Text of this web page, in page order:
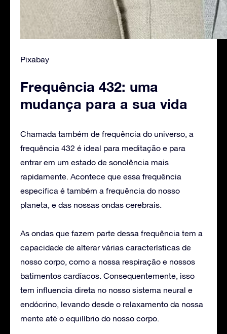
Pixabay
Frequência 432: uma
mudança para a sua vida
Chamada também de frequência do universo, a
frequência 432 é ideal para meditação e para
entrar em um estado de sonolência mais
rapidamente. Acontece que essa frequência
especifica é também a frequência do nosso
planeta, e das nossas ondas cerebrais.
As ondas que fazem parte dessa frequência tem a
capacidade de alterar várias características de
nosso corpo, como a nossa respiração e nossos
batimentos cardíacos. Consequentemente, isso
tem influencia direta no nosso sistema neural e
endócrino, levando desde o relaxamento da nossa
mente até o equilíbrio do nosso corpo.